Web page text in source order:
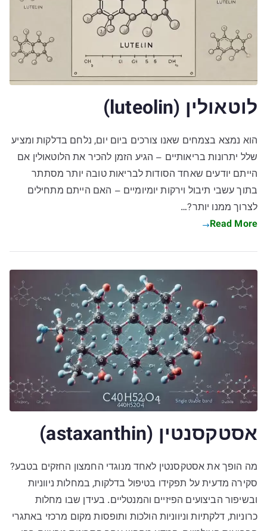
לוטאולין (luteolin)
הוא נמצא בצמחים שאנו צורכים ביום יום, נלחם בדלקות ומציע
שלל יתרונות בריאותיים – הגיע הזמן להכיר את הלוטאולין אם
הייתם יודעים שאחד הסודות לבריאות טובה יותר מסתתר
בתוך עשבי תיבול וירקות יומיומיים – האם הייתם מתחילים
לצרוך ממנו יותר?…
Read More
אסטקסנטין (astaxanthin)
מה הופך את אסטקסנטין לאחד מנוגדי החמצון החזקים בטבע?
סקירה מדעית על תפקידו בטיפול בדלקות, במחלות ניווניות
ובשיפור הביצועים הפיזיים והמנטליים. בעידן שבו מחלות
כרוניות, דלקתיות וניווניות הולכות ותופסות מקום מרכזי באתגרי